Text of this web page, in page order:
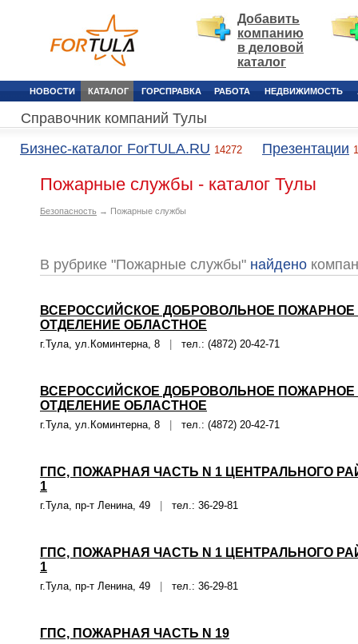
Добавить
компанию
в деловой
каталог
НОВОСТИ КАТАЛОГ ГОРСПРАВКА РАБОТА НЕДВИЖИМОСТЬ
Справочник компаний Тулы
Бизнес-каталог ForTULA.RU 14272 Презентации
Пожарные службы - каталог Тулы
Безопасность → Пожарные службы
В рубрике "Пожарные службы" найдено
ВСЕРОССИЙСКОЕ ДОБРОВОЛЬНОЕ ПОЖАРНОЕ
ОТДЕЛЕНИЕ ОБЛАСТНОЕ
г.Тула, ул.Коминтерна, 8 тел.: (4872) 20-42-71
ВСЕРОССИЙСКОЕ ДОБРОВОЛЬНОЕ ПОЖАРНОЕ
ОТДЕЛЕНИЕ ОБЛАСТНОЕ
г.Тула, ул.Коминтерна, 8 тел.: (4872) 20-42-71
ГПС, ПОЖАРНАЯ ЧАСТЬ N 1 ЦЕНТРАЛЬНОГО
1
г.Тула, пр-т Ленина, 49 тел.: 36-29-81
ГПС, ПОЖАРНАЯ ЧАСТЬ N 1 ЦЕНТРАЛЬНОГО
1
г.Тула, пр-т Ленина, 49 тел.: 36-29-81
ГПС, ПОЖАРНАЯ ЧАСТЬ N 19